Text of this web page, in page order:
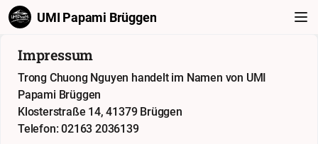
UMI Papami Brüggen
Impressum
Trong Chuong Nguyen handelt im Namen von UMI
Papami Brüggen
Klosterstraße 14, 41379 Brüggen
Telefon: 02163 2036139